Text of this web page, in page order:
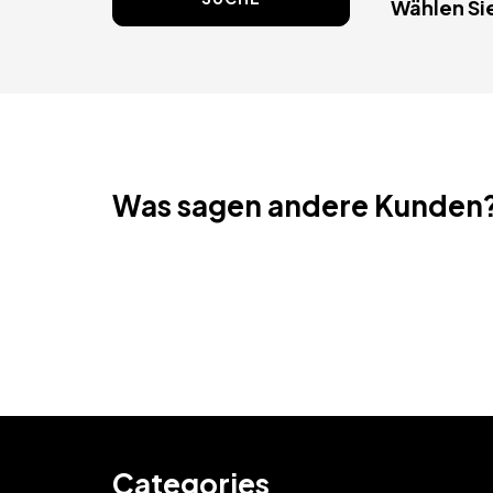
Wählen
Was sagen andere
Categories